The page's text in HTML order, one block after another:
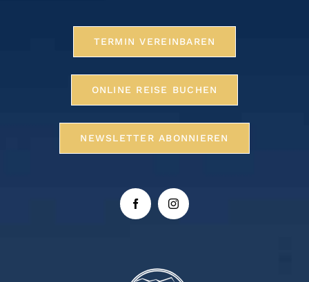
TERMIN VEREINBAREN
ONLINE REISE BUCHEN
NEWSLETTER ABONNIEREN